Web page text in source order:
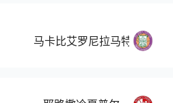
马卡比艾罗尼拉马特甘